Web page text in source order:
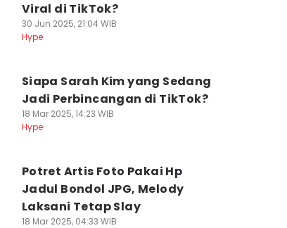
Viral di TikTok?
30 Jun 2025, 21:04 WIB
Hype
Siapa Sarah Kim yang Sedang
Jadi Perbincangan di TikTok?
18 Mar 2025, 14:23 WIB
Hype
Potret Artis Foto Pakai Hp
Jadul Bondol JPG, Melody
Laksani Tetap Slay
18 Mar 2025, 04:33 WIB